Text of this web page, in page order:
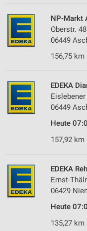
NP-Markt
Oberstr. 48
06449
156,75 km
EDEKA
06449
Heute
157,92 km
EDEKA
Ernst-
06429
Heute
135,27 km